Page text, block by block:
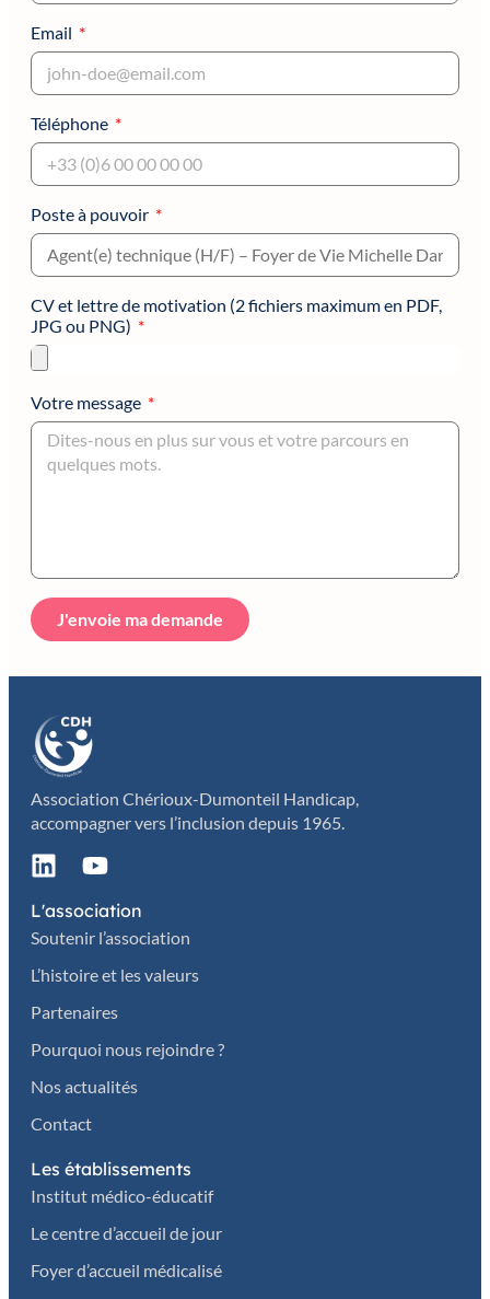
Email
Téléphone
Poste à pouvoir
CV et lettre de motivation (2 fichiers maximum en PDF,
JPG ou PNG)
Votre message
J'envoie ma demande
Association Chérioux-Dumonteil Handicap,
accompagner vers l’inclusion depuis 1965.
L'association
Soutenir l’association
L’histoire et les valeurs
Partenaires
Pourquoi nous rejoindre ?
Nos actualités
Contact
Les établissements
Institut médico-éducatif
Le centre d’accueil de jour
Foyer d’accueil médicalisé